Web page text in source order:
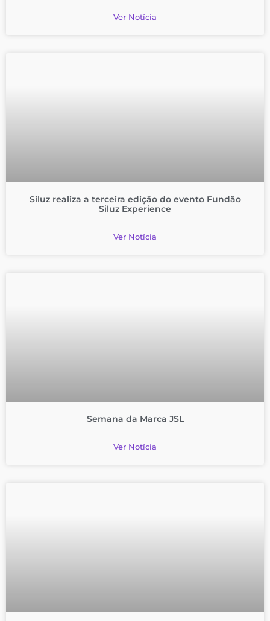
Ver Notícia
Siluz realiza a terceira edição do evento Fundão
Siluz Experience
Ver Notícia
Semana da Marca JSL
Ver Notícia